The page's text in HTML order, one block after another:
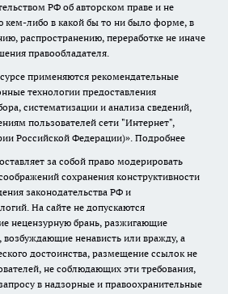
РФ об авторском праве и не
кем-либо в какой бы то ни было форме, в
распространению, переработке не иначе
правообладателя.
применяются рекомендательные
технологии предоставления
систематизации и анализа сведений,
пользователей сети "Интернет",
Российской Федерации)». Подробнее
за собой право модерировать
сохранения конструктивности
законодательства РФ и
На сайте не допускаются
нецензурную брань, разжигающие
ненависть или вражду, а
достоинства, размещение ссылок не
не соблюдающих эти требования,
в надзорные и правоохранительные